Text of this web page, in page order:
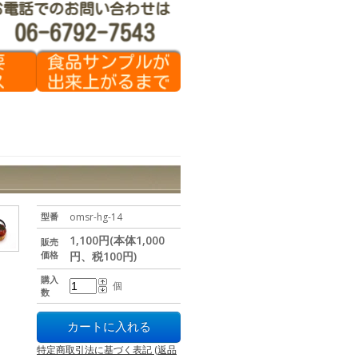
型番 omsr-hg-14
販売
価格
1,100円(本体1,000
円、税100円)
購入
数
個
特定商取引法に基づく表記 (返品